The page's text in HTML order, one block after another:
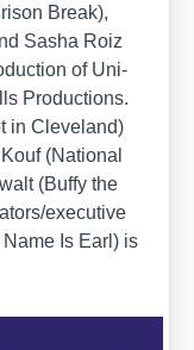
Break),
Sasha Roiz
of Uni­
Pro­duc­tions.
in Cleve­land)
(Natio­nal
(Buffy the
​executive
Name Is Earl) is